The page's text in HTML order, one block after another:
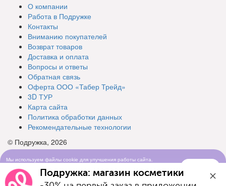
О компании
Работа в Подружке
Контакты
Вниманию покупателей
Возврат товаров
Доставка и оплата
Вопросы и ответы
Обратная связь
Оферта ООО «Табер Трейд»
3D ТУР
Карта сайта
Политика обработки данных
Рекомендательные технологии
© Подружка, 2026
Мы используем файлы cookie для улучшения работы сайта.
использования cookie-файловПодружка: магазин косметики